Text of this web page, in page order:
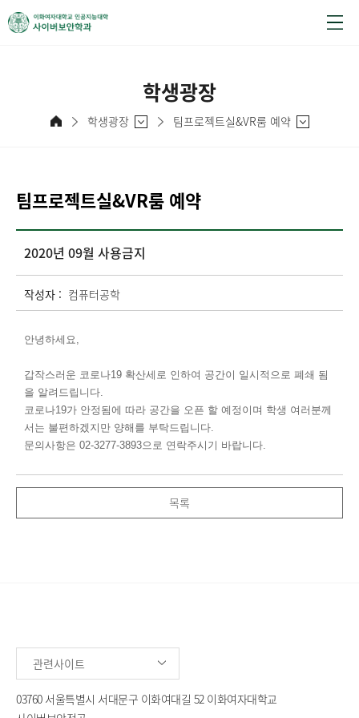
학생광장
학생광장 팀프로젝트실&VR룸 예약
팀프로젝트실&VR룸 예약
2020년 09월 사용금지
작성자 : 컴퓨터공학
안녕하세요,
갑작스러운 코로나19 확산세로 인하여 공간이 일시적으로 폐쇄 됨
을 알려드립니다.
코로나19가 안정됨에 따라 공간을 오픈 할 예정이며 학생 여러분께
서는 불편하겠지만 양해를 부탁드립니다.
문의사항은 02-3277-3893으로 연락주시기 바랍니다.
목록
관련사이트
03760 서울특별시 서대문구 이화여대길 52 이화여자대학교